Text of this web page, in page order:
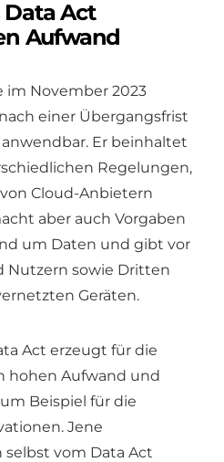
Act
Aufwand
im November 2023
einer Übergangsfrist
anwendbar. Er beinhaltet
Regelungen,
Cloud-Anbietern
aber auch Vorgaben
um Daten und gibt vor
Nutzern sowie Dritten
Geräten.
Act erzeugt für die
hohen Aufwand und
Beispiel für die
Jene
vom Data Act